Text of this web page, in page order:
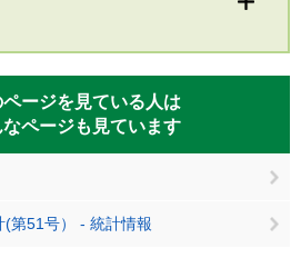
ページを見ている人は
なページも見ています
51号） - 統計情報